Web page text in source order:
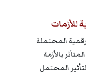
للأزمات
المحتملة
بالأزمة
المحتمل